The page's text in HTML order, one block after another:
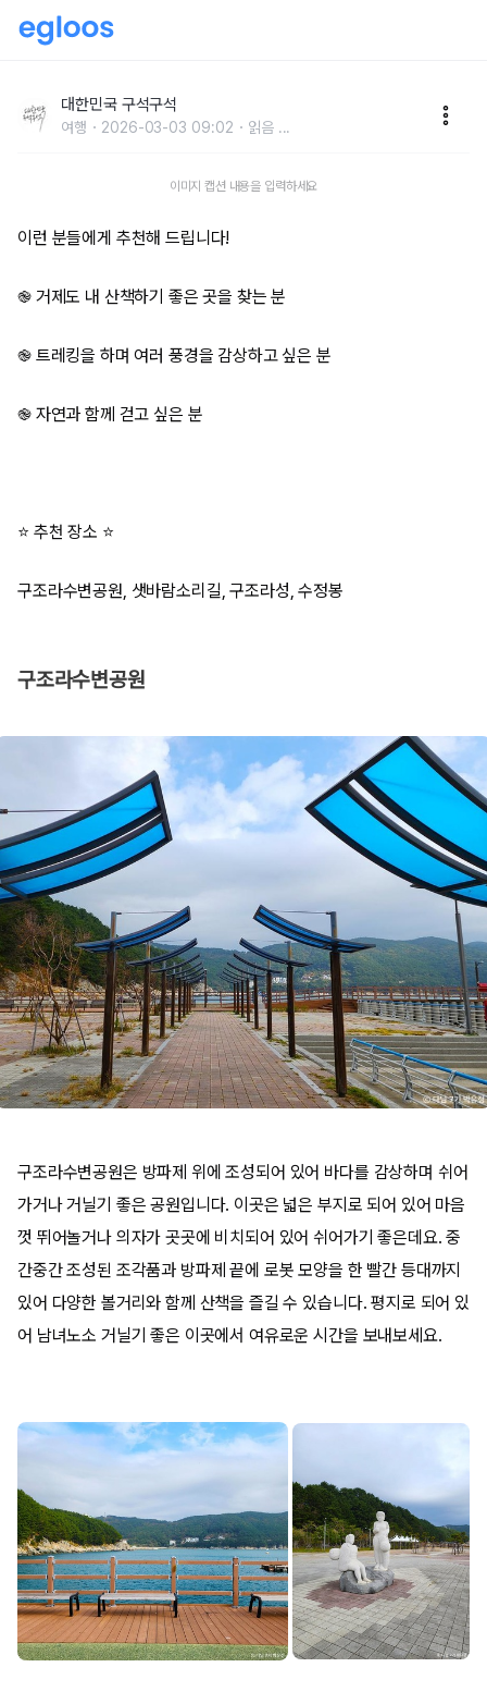
대한민국 구석구석
여행 2026-03-03 09:02 읽음 ...
이미지 캡션 내용을 입력하세요
이런 분들에게 추천해 드립니다!
֎ 거제도 내 산책하기 좋은 곳을 찾는 분
֎ 트레킹을 하며 여러 풍경을 감상하고 싶은 분
֎ 자연과 함께 걷고 싶은 분
⭐ 추천 장소 ⭐
구조라수변공원, 샛바람소리길, 구조라성, 수정봉
구조라수변공원​
구조라수변공원은 방파제 위에 조성되어 있어 바다를 감상하며 쉬어
가거나 거닐기 좋은 공원입니다. 이곳은 넓은 부지로 되어 있어 마음
껏 뛰어놀거나 의자가 곳곳에 비치되어 있어 쉬어가기 좋은데요. 중
간중간 조성된 조각품과 방파제 끝에 로봇 모양을 한 빨간 등대까지
있어 다양한 볼거리와 함께 산책을 즐길 수 있습니다. 평지로 되어 있
어 남녀노소 거닐기 좋은 이곳에서 여유로운 시간을 보내보세요.